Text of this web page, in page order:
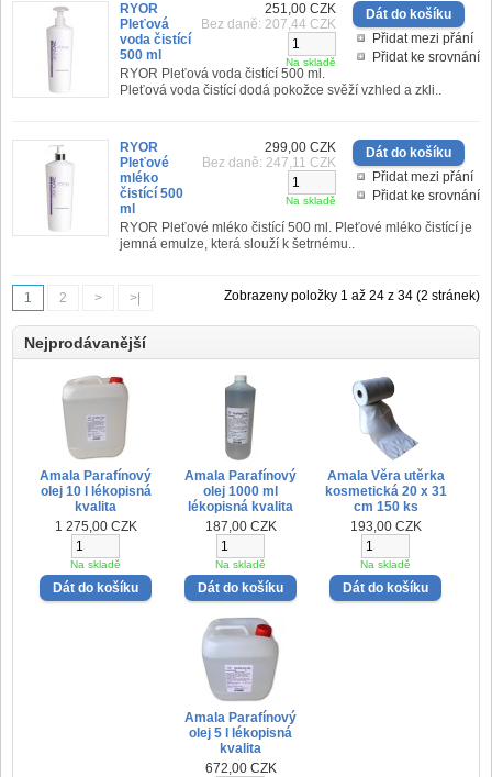
Přidat mezi přání
Přidat ke srovnání
251,00 CZK
Bez daně: 207,44 CZK
Na skladě
RYOR
Pleťová
voda čistící
500 ml
RYOR Pleťová voda čistící 500 ml.
Pleťová voda čistící dodá pokožce svěží vzhled a zkli..
Přidat mezi přání
Přidat ke srovnání
299,00 CZK
Bez daně: 247,11 CZK
Na skladě
RYOR
Pleťové
mléko
čistící 500
ml
RYOR Pleťové mléko čistící 500 ml. Pleťové mléko čistící je
jemná emulze, která slouží k šetrnému..
1 2 > >| Zobrazeny položky 1 až 24 z 34 (2 stránek)
Nejprodávanější
Amala Parafínový
olej 10 l lékopisná
kvalita
1 275,00 CZK
Na skladě
Amala Parafínový
olej 1000 ml
lékopisná kvalita
187,00 CZK
Na skladě
Amala Věra utěrka
kosmetická 20 x 31
cm 150 ks
193,00 CZK
Na skladě
Amala Parafínový
olej 5 l lékopisná
kvalita
672,00 CZK